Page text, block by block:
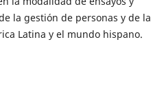
la gestión de personas y de la
Latina y el mundo hispano.